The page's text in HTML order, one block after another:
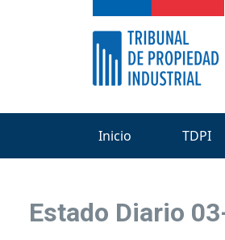
Inicio TDPI
Estado Diario